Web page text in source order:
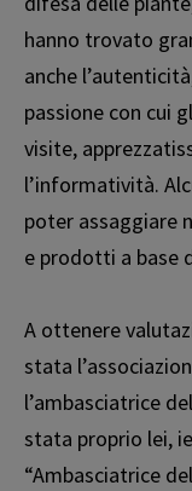
hanno trovato
anche
passione con cui
visite,
l’informatività.
poter assaggiare
e prodotti a base
A ottenere
stata
l’ambasciatrice
stata proprio lei,
“Ambasciatrice